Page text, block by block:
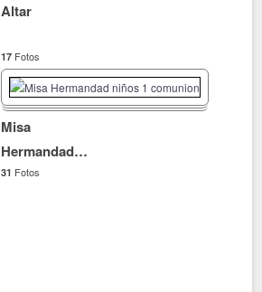
Altar
17 Fotos
Misa
Hermandad…
31 Fotos